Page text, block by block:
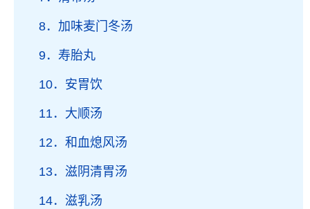
8．加味麦门冬汤
9．寿胎丸
10．安胃饮
11．大顺汤
12．和血熄风汤
13．滋阴清胃汤
14．滋乳汤